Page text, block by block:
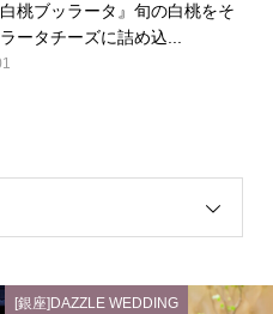
白桃ブッラータ』旬の白桃をそ
ータチーズに詰め込...
[銀座]DAZZLE WEDDING